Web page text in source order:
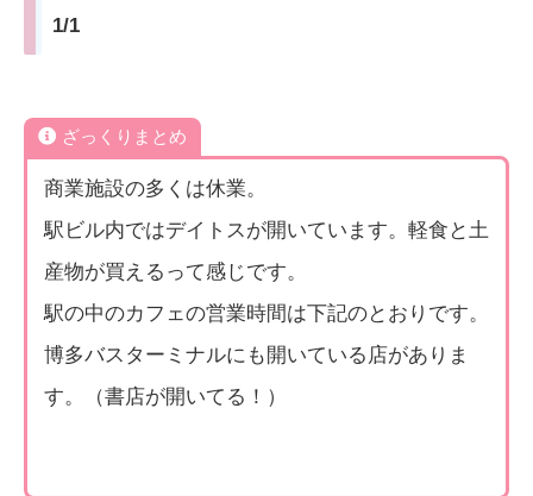
1/1
ざっくりまとめ
商業施設の多くは休業。
駅ビル内ではデイトスが開いています。軽食と土
産物が買えるって感じです。
駅の中のカフェの営業時間は下記のとおりです。
博多バスターミナルにも開いている店がありま
す。（書店が開いてる！）